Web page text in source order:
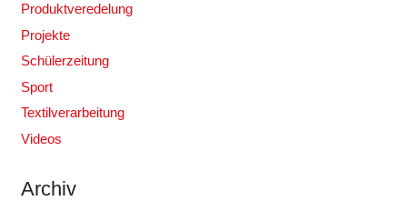
Produktveredelung
Projekte
Schülerzeitung
Sport
Textilverarbeitung
Videos
Archiv